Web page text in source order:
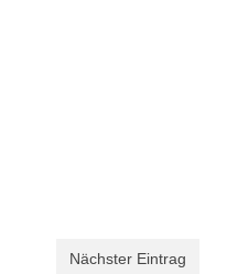
Nächster Eintrag